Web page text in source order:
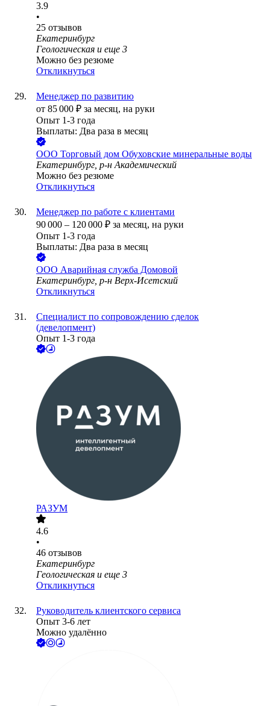
3.9
•
25 отзывов
Екатеринбург
Геологическая и еще 3
Можно без резюме
Откликнуться
Менеджер по развитию
от 85 000 ₽ за месяц, на руки
Опыт 1-3 года
Выплаты: Два раза в месяц
ООО Торговый дом Обуховские минеральные воды
Екатеринбург, р-н Академический
Можно без резюме
Откликнуться
Менеджер по работе с клиентами
90 000 – 120 000 ₽ за месяц, на руки
Опыт 1-3 года
Выплаты: Два раза в месяц
ООО Аварийная служба Домовой
Екатеринбург, р-н Верх-Исетский
Откликнуться
Специалист по сопровождению сделок
(девелопмент)
Опыт 1-3 года
РАЗУМ
4.6
•
46 отзывов
Екатеринбург
Геологическая и еще 3
Откликнуться
Руководитель клиентского сервиса
Опыт 3-6 лет
Можно удалённо